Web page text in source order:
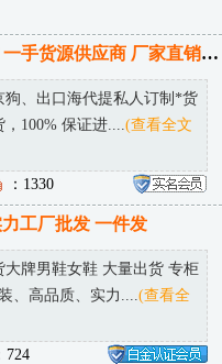
供应商 厂家直销 可邮全球！
狗、出口海代提私人订制*货
100% 保证进....(查看全文
：1330
工厂批发 一件发
大牌男鞋女鞋 大量出货 专柜
、高品质、实力.... (查看全
724